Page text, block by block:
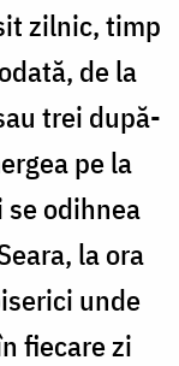
zilnic, timp
de la
trei după-
pe la
se odihnea
la ora
unde
fiecare zi